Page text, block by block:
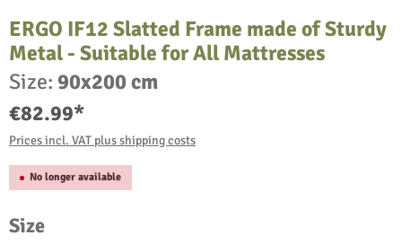
ERGO IF12 Slatted Frame made of Sturdy
Metal - Suitable for All Mattresses
Size: 90x200 cm
€82.99*
Prices incl. VAT plus shipping costs
No longer available
Select
Size